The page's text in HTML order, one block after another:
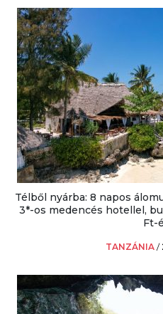
Télből nyárba: 8 napos
3*-os medencés hotellel,
Ft-
TANZÁNIA /